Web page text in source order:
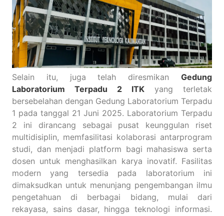
Selain itu, juga telah diresmikan Gedung
Laboratorium Terpadu 2 ITK yang terletak
bersebelahan dengan Gedung Laboratorium Terpadu
1 pada tanggal 21 Juni 2025. Laboratorium Terpadu
2 ini dirancang sebagai pusat keunggulan riset
multidisiplin, memfasilitasi kolaborasi antarprogram
studi, dan menjadi platform bagi mahasiswa serta
dosen untuk menghasilkan karya inovatif. Fasilitas
modern yang tersedia pada laboratorium ini
dimaksudkan untuk menunjang pengembangan ilmu
pengetahuan di berbagai bidang, mulai dari
rekayasa, sains dasar, hingga teknologi informasi.